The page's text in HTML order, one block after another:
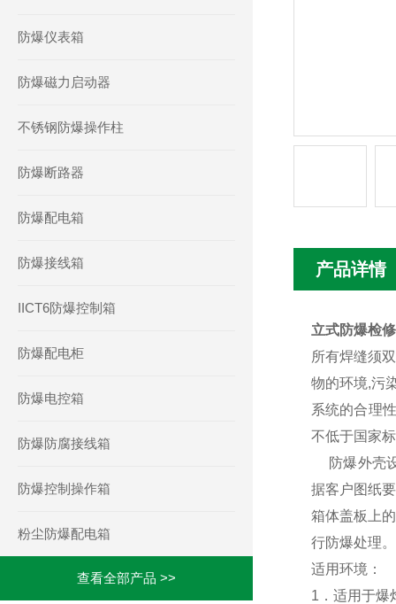
防爆仪表箱
防爆磁力启动器
不锈钢防爆操作柱
防爆断路器
防爆配电箱
防爆接线箱
IICT6防爆控制箱
防爆配电柜
防爆电控箱
防爆防腐接线箱
防爆控制操作箱
粉尘防爆配电箱
查看全部产品 >>
产品详情
立式防爆检
所有焊缝须
物的环境,污
系统的合理
不低于国家
防爆外壳设
据客户图纸
箱体盖板上
行防爆处理。
适用环境：
1．适用于爆